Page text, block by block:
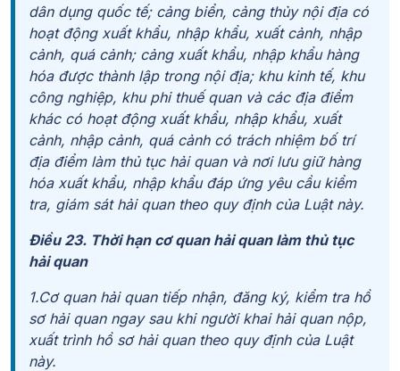
dân dụng quốc tế; cảng biển, cảng thủy nội địa có
hoạt động xuất khẩu, nhập khẩu, xuất cảnh, nhập
cảnh, quá cảnh; cảng xuất khẩu, nhập khẩu hàng
hóa được thành lập trong nội địa; khu kinh tế, khu
công nghiệp, khu phi thuế quan và các địa điểm
khác có hoạt động xuất khẩu, nhập khẩu, xuất
cảnh, nhập cảnh, quá cảnh có trách nhiệm bố trí
địa điểm làm thủ tục hải quan và nơi lưu giữ hàng
hóa xuất khẩu, nhập khẩu đáp ứng yêu cầu kiểm
tra, giám sát hải quan theo quy định của Luật này.
Điều 23. Thời hạn cơ quan hải quan làm thủ tục
hải quan
1.Cơ quan hải quan tiếp nhận, đăng ký, kiểm tra hồ
sơ hải quan ngay sau khi người khai hảiquan nộp,
xuất trình hồ sơ hải quan theo quy định của Luật
này.